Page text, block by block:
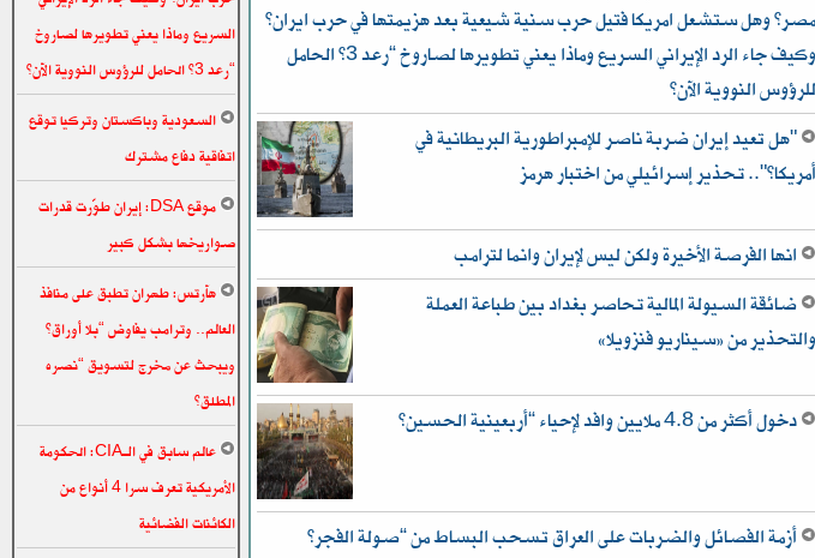
مصر؟ وهل ستشعل امريكا فتيل حرب سنية شيعية بعد هزيمتها في حرب ايران؟
وكيف جاء الرد الإيراني السريع وماذا يعني تطويرها لصاروخ “رعد 3” الحامل
للرؤوس النووية الآن؟
"هل تعيد إيران ضربة ناصر للإمبراطورية البريطانية في
أمريكا؟".. تحذير إسرائيلي من اختبار هرمز
انها الفرصة الأخيرة ولكن ليس لإيران وانما لترامب
ضائقة السيولة المالية تحاصر بغداد بين طباعة العملة
والتحذير من «سيناريو فنزويلا»
دخول أكثر من 4.8 ملايين وافد لإحياء “أربعينية الحسين”
أزمة الفصائل والضربات على العراق تسحب البساط من “صولة الفجر”
السريع وماذا يعني تطويرها لصاروخ
“رعد 3” الحامل للرؤوس النووية الآن؟
السعودية وباكستان وتركيا توقع
اتفاقية دفاع مشترك
موقع DSA: إيران طوّرت قدرات
صواريخها بشكل كبير
هآرتس: طهران تطبق على منافذ
العالم.. وترامب يفاوض “بلا أوراق”
ويبحث عن مخرج لتسويق “نصره
المطلق”
عالم سابق في الـCIA: الحكومة
الأمريكية تعرف سرا 4 أنواع من
الكائنات الفضائية